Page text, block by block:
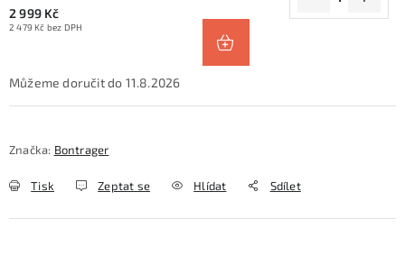
2 999 Kč
2 479 Kč bez DPH
11.8.2026
Značka: Bontrager
Tisk Zeptat se Hlídat Sdílet